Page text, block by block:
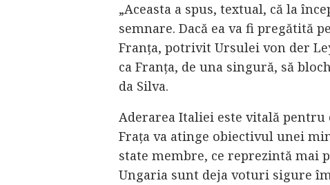
„Aceasta a spus, textual, că la
semnare. Dacă ea va fi pregătită
Franța, potrivit Ursulei von der
ca Franța, de una singură, să
da Silva.
Aderarea Italiei este vitală pentru
Frața va atinge obiectivul unei
state membre, ce reprezintă mai
Ungaria sunt deja voturi sigure